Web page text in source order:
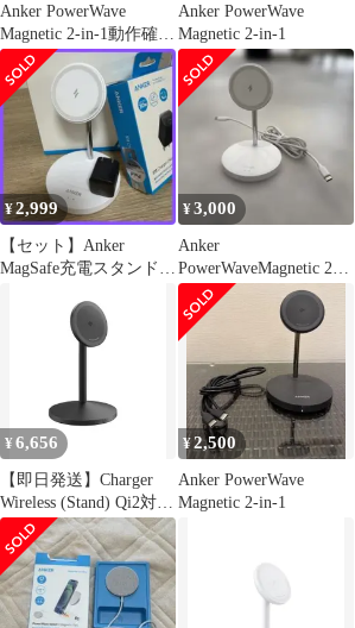
Anker PowerWave
Magnetic 2-in-1動作確認
済み
Anker PowerWave
Magnetic 2-in-1
¥2,999
【セット】Anker
MagSafe充電スタンド＋
¥3,000
Anker
PowerWaveMagnetic 2-
in-1 StandLite
¥ 6,656
【即日発送】Charger
Wireless (Stand) Qi2対応
マグネット式 ワイヤレ
ス充電ステーション/ワ
イヤレス出力 MagSafe
対応 iPhone MagGo 17 /
16 / 15 Anker / 14 / 13 ブ
¥2,500
Anker PowerWave
Magnetic 2-in-1